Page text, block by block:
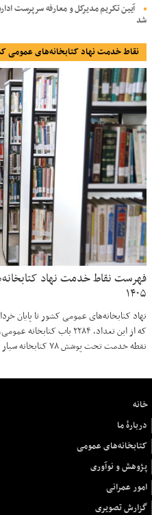
آیین تکریم مدیرکل و معارفه سرپرست
شد
نقاط خدمت نهاد کتابخانه‌های عمومی
فهرست نقاط خدمت نهاد
۱۴۰۵
نقطه خدمت تحت پوشش ۷۸ کتابخانه سیار و ۲۹۱ باب سالن مطالعه بخش خصوصی است.
خانه
دربارهٔ ما
کتابخانه‌های عمومی
پژوهش و نوآوری
امور عمرانی
گزارش تصویری